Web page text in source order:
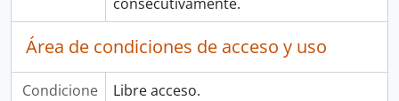
Área de condiciones de acceso y uso
Condicione
Libre acceso.